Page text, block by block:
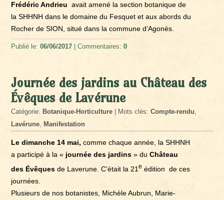
Frédéric Andrieu avait amené la section botanique de
la SHHNH dans le domaine du Fesquet et aux abords du
Rocher de SION, situé dans la commune d’Agonès.
Publié le:06/06/2017 | Commentaires:0
Journée des jardins au Château des
Évêques de Lavérune
Catégorie: Botanique-Horticulture | Mots clés:Compte-rendu,
Lavérune, Manifestation
Le dimanche 14 mai, comme chaque année, la SHHNH
a participé à la « journée des jardins » duChâteau
des Évêques de Laverune. C’était la 21e édition de ces
journées.
Plusieurs de nos botanistes, Michèle Aubrun, Marie-